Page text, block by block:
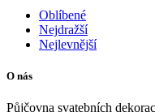
Oblíbené
Nejdražší
Nejlevnější
O nás
Půjčovna svatebních